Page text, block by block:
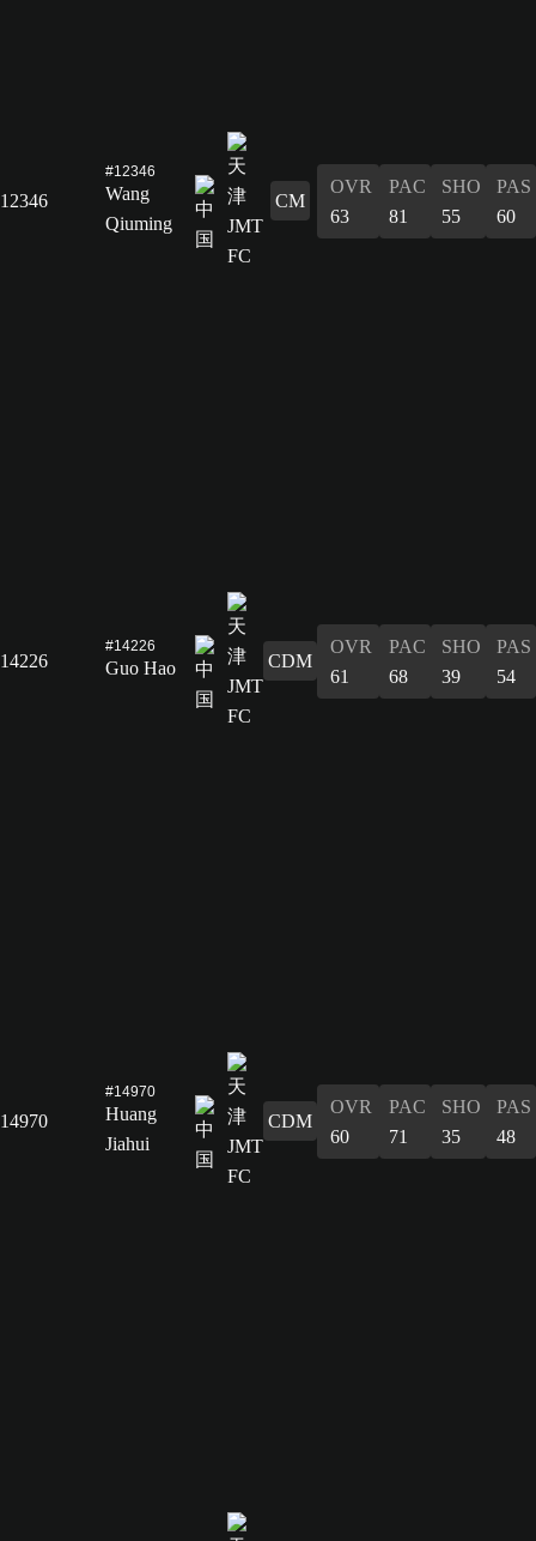
12346
#12346
Wang
Qiuming
CM
OVR
63
PAC
81
SHO
55
PAS
60
14226
#14226
Guo Hao CDM
OVR
61
PAC
68
SHO
39
PAS
54
14970
#14970
Huang
Jiahui
CDM
OVR
60
PAC
71
SHO
35
PAS
48